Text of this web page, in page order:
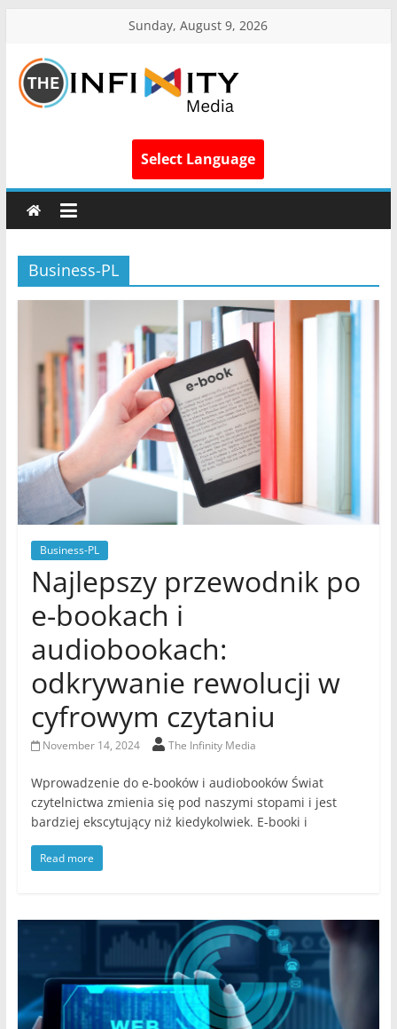
Sunday, August 9, 2026
Select Language
Business-PL
Business-PL
Najlepszy przewodnik po
e-bookach i
audiobookach:
odkrywanie rewolucji w
cyfrowym czytaniu
November 14, 2024 The Infinity Media
Wprowadzenie do e-booków i audiobooków Świat
czytelnictwa zmienia się pod naszymi stopami i jest
bardziej ekscytujący niż kiedykolwiek. E-booki i
Read more